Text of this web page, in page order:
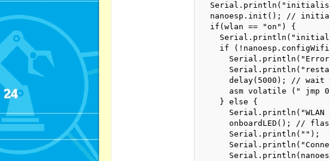
nanoesp.init(); //
  if(wlan == "on") {
if
delay(5000); // wait
asm volatile (" jmp
    } else {
Serial.println("WLAN
onboardLED(); //
      Serial.println("");